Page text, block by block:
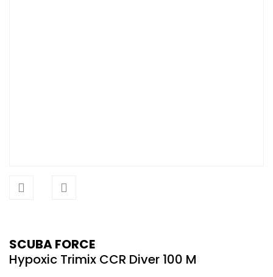
SCUBA FORCE
Hypoxic Trimix CCR Diver 100 M